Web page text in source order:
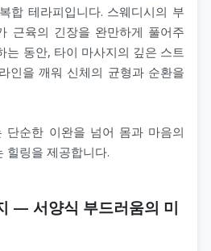
합 테라피입니다. 스웨디시의 부
근육의 긴장을 완만하게 풀어주
는 동안, 타이 마사지의 깊은 스트
인을 깨워 신체의 균형과 순환을
단순한 이완을 넘어 몸과 마음의
힐링을 제공합니다.
— 서양식 부드러움의 미